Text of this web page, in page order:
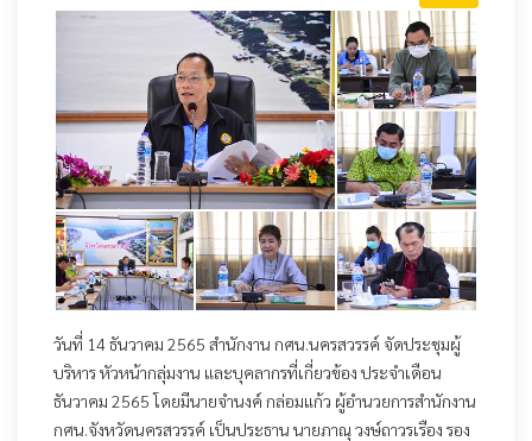
วันที่ 14 ธันวาคม 2565 สำนักงาน กศน.นครสวรรค์ จัดประชุมผู้
บริหาร หัวหน้ากลุ่มงาน และบุคลากรที่เกี่ยวข้อง ประจำเดือน
ธันวาคม 2565 โดยมีนายจำนงค์ กล่อมแก้ว ผู้อำนวยการสำนักงาน
กศน.จังหวัดนครสวรรค์ เป็นประธาน นายภาณุ วงษ์ถาวรเรือง รอง